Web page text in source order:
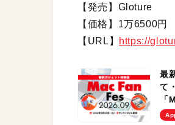
【発売】Gloture
【価格】1万6500円
【URL】
https://
最
て
「
を